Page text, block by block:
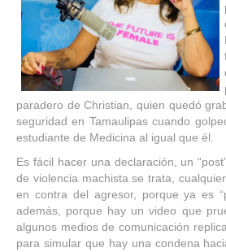
paradero de Christian, quien quedó
seguridad en Tamaulipas cuando
estudiante de Medicina al igual que él.
Es fácil hacer una declaración, un
de violencia machista se trata,
en contra del agresor, porque ya es
además, porque hay un video que
algunos medios de comunicación
para simular que hay una condena